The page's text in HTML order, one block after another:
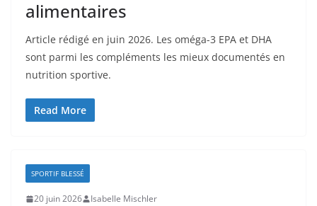
alimentaires
Article rédigé en juin 2026. Les oméga-3 EPA et DHA
sont parmi les compléments les mieux documentés en
nutrition sportive.
Read More
SPORTIF BLESSÉ
20 juin 2026 Isabelle Mischler